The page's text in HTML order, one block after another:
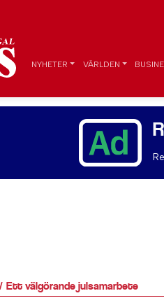
NYHETER VÄRLDEN
Ett välgörande julsamarbete